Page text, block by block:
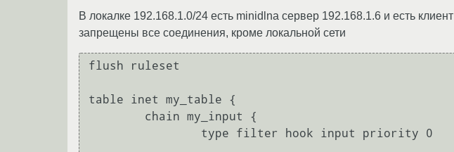
В локалке 192.168.1.0/24 есть minidlna сервер 192.168.1.6 и есть
запрещены все соединения, кроме локальной сети
flush ruleset
table inet my_table {